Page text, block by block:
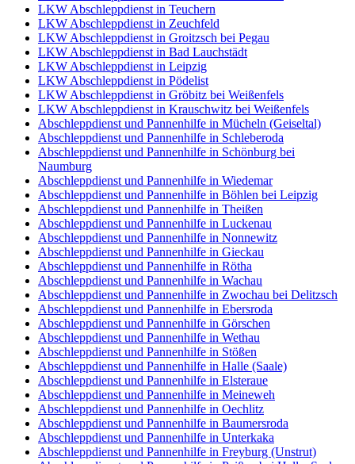
LKW Abschleppdienst in Teuchern
LKW Abschleppdienst in Zeuchfeld
LKW Abschleppdienst in Groitzsch bei Pegau
LKW Abschleppdienst in Bad Lauchstädt
LKW Abschleppdienst in Leipzig
LKW Abschleppdienst in Pödelist
LKW Abschleppdienst in Gröbitz bei Weißenfels
LKW Abschleppdienst in Krauschwitz bei Weißenfels
Abschleppdienst und Pannenhilfe in Mücheln (Geiseltal)
Abschleppdienst und Pannenhilfe in Schleberoda
Abschleppdienst und Pannenhilfe in Schönburg bei
Naumburg
Abschleppdienst und Pannenhilfe in Wiedemar
Abschleppdienst und Pannenhilfe in Böhlen bei Leipzig
Abschleppdienst und Pannenhilfe in Theißen
Abschleppdienst und Pannenhilfe in Luckenau
Abschleppdienst und Pannenhilfe in Nonnewitz
Abschleppdienst und Pannenhilfe in Gieckau
Abschleppdienst und Pannenhilfe in Rötha
Abschleppdienst und Pannenhilfe in Wachau
Abschleppdienst und Pannenhilfe in Zwochau bei Delitzsch
Abschleppdienst und Pannenhilfe in Ebersroda
Abschleppdienst und Pannenhilfe in Görschen
Abschleppdienst und Pannenhilfe in Wethau
Abschleppdienst und Pannenhilfe in Stößen
Abschleppdienst und Pannenhilfe in Halle (Saale)
Abschleppdienst und Pannenhilfe in Elsteraue
Abschleppdienst und Pannenhilfe in Meineweh
Abschleppdienst und Pannenhilfe in Oechlitz
Abschleppdienst und Pannenhilfe in Baumersroda
Abschleppdienst und Pannenhilfe in Unterkaka
Abschleppdienst und Pannenhilfe in Freyburg (Unstrut)